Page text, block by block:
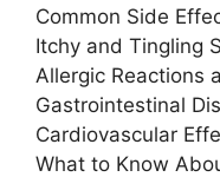
Common Side
Itchy and Tingling
Allergic Reactions
Gastrointestinal
Cardiovascular
What to Know